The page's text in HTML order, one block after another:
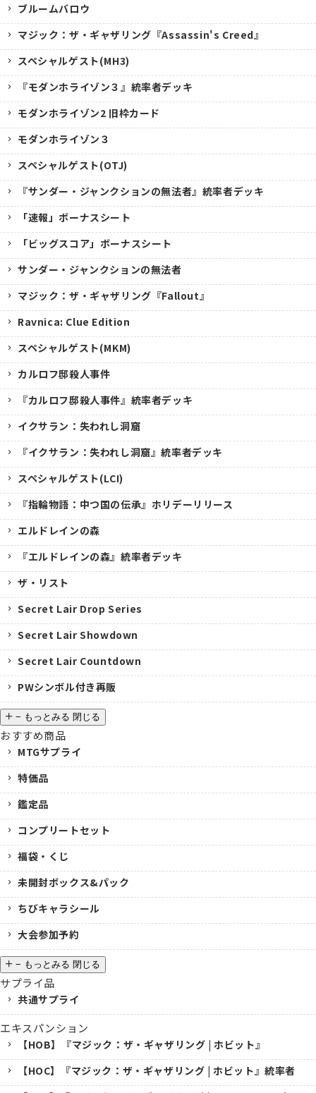
ブルームバロウ
マジック：ザ・ギャザリング『Assassin's Creed』
スペシャルゲスト(MH3)
『モダンホライゾン３』統率者デッキ
モダンホライゾン2 旧枠カード
モダンホライゾン３
スペシャルゲスト(OTJ)
『サンダー・ジャンクションの無法者』統率者デッキ
「速報」ボーナスシート
「ビッグスコア」ボーナスシート
サンダー・ジャンクションの無法者
マジック：ザ・ギャザリング『Fallout』
Ravnica: Clue Edition
スペシャルゲスト(MKM)
カルロフ邸殺人事件
『カルロフ邸殺人事件』統率者デッキ
イクサラン：失われし洞窟
『イクサラン：失われし洞窟』統率者デッキ
スペシャルゲスト(LCI)
『指輪物語：中つ国の伝承』ホリデーリリース
エルドレインの森
『エルドレインの森』統率者デッキ
ザ・リスト
Secret Lair Drop Series
Secret Lair Showdown
Secret Lair Countdown
PWシンボル付き再販
− もっとみる 閉じる
おすすめ商品
MTGサプライ
特価品
鑑定品
コンプリートセット
福袋・くじ
未開封ボックス&パック
ちびキャラシール
大会参加予約
− もっとみる 閉じる
サプライ品
共通サプライ
エキスパンション
【HOB】『マジック：ザ・ギャザリング | ホビット』
【HOC】『マジック：ザ・ギャザリング | ホビット』統率者